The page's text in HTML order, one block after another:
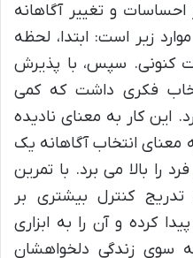
و تغییر آگاهانه
زیر است: ابتدا، لحظه
کنونی. سپس، با پذیرش
فکری داشت که کمی
این کار به معنای نادیده
انتخاب آگاهانه یک
را بالا می برد. با تمرین
تدریج کنترل بیشتری بر
کرده و آن را به ابزاری
سوی زندگی دلخواهشان